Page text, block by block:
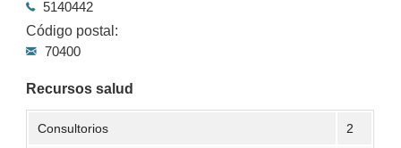
5140442
Código postal:
70400
Recursos salud
Consultorios 2